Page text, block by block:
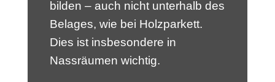
bilden – auch nicht unterhalb des
Belages, wie bei Holzparkett.
Dies ist insbesondere in
Nassräumen wichtig.